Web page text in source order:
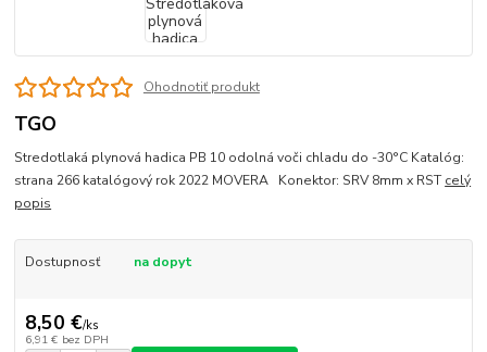
Ohodnotiť produkt
TGO
Stredotlaká plynová hadica PB 10 odolná voči chladu do -30°C Katalóg:
strana 266 katalógový rok 2022 MOVERA Konektor: SRV 8mm x RST celý
popis
Dostupnosť na dopyt
8,50 €/ks
6,91 € bez DPH